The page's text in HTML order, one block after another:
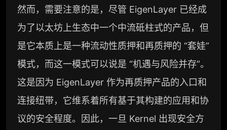
定制化研究报告折扣（9 折）
机构旗舰年度服务会员
深度洞察支持，满足高阶研究
旗舰版
然而，需要注意的是，尽管 EigenLayer 已经成
为了以太坊上生态中一个中流砥柱式的产品，但
是它本质上是一种流动性质押和再质押的 “套娃”
模式，而这一模式可以说是 “机遇与风险并存”。
这是因为 EigenLayer 作为再质押产品的入口和
连接纽带，它维系着所有基于其构建的应用和协
议的安全程度。因此，一旦 Kernel 出现安全方